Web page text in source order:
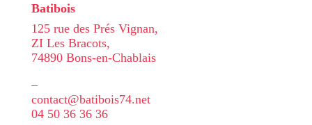
Batibois
125 rue des Prés Vignan,
ZI Les Bracots,
74890 Bons-en-Chablais
–
contact@batibois74.net
04 50 36 36 36